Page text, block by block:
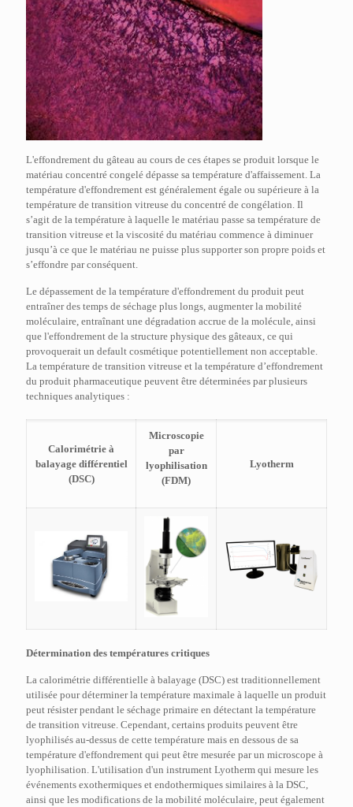
L'effondrement du gâteau au cours de ces étapes se produit lorsque le
matériau concentré congelé dépasse sa température d'affaissement. La
température d'effondrement est généralement égale ou supérieure à la
température de transition vitreuse du concentré de congélation. Il
s’agit de la température à laquelle le matériau passe sa température de
transition vitreuse et la viscosité du matériau commence à diminuer
jusqu’à ce que le matériau ne puisse plus supporter son propre poids et
s’effondre par conséquent.
Le dépassement de la température d'effondrement du produit peut
entraîner des temps de séchage plus longs, augmenter la mobilité
moléculaire, entraînant une dégradation accrue de la molécule, ainsi
que l'effondrement de la structure physique des gâteaux, ce qui
provoquerait un default cosmétique potentiellement non acceptable.
La température de transition vitreuse et la température d’effondrement
du produit pharmaceutique peuvent être déterminées par plusieurs
techniques analytiques :
Calorimétrie à
balayage différentiel
(DSC)
Microscopie
par
lyophilisation
(FDM)
Lyotherm
Détermination des températures critiques
La calorimétrie différentielle à balayage (DSC) est traditionnellement
utilisée pour déterminer la température maximale à laquelle un produit
peut résister pendant le séchage primaire en détectant la température
de transition vitreuse. Cependant, certains produits peuvent être
lyophilisés au-dessus de cette température mais en dessous de sa
température d'effondrement qui peut être mesurée par un microscope à
lyophilisation. L'utilisation d'un instrument Lyotherm qui mesure les
événements exothermiques et endothermiques similaires à la DSC,
ainsi que les modifications de la mobilité moléculaire, peut également